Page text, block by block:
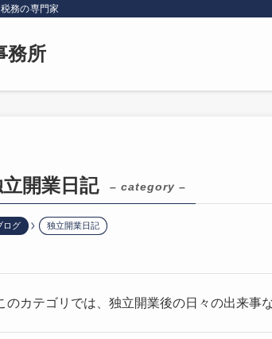
務の専門家
務所
開業日記 – category –
ログ 独立開業日記
のカテゴリでは、独立開業後の日々の出来事